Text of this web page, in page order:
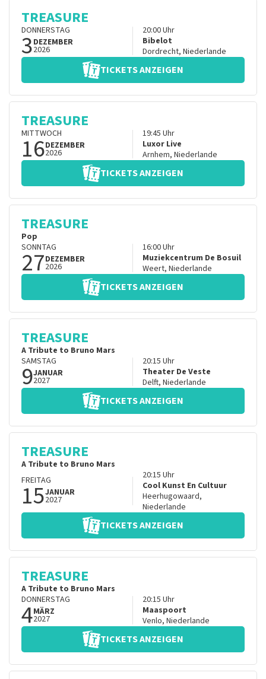
TREASURE
DONNERSTAG
3DEZEMBER
2026
20:00Uhr
Bibelot
Dordrecht, Niederlande
TICKETS ANZEIGEN
TREASURE
MITTWOCH
16DEZEMBER
2026
19:45 Uhr
Luxor Live
Arnhem, Niederlande
TICKETS ANZEIGEN
TREASURE
Pop
SONNTAG
27DEZEMBER
2026
16:00Uhr
Muziekcentrum De Bosuil
Weert, Niederlande
TICKETS ANZEIGEN
TREASURE
A Tribute to Bruno Mars
SAMSTAG
9JANUAR
2027
20:15 Uhr
Theater De Veste
Delft, Niederlande
TICKETS ANZEIGEN
TREASURE
A Tribute to Bruno Mars
FREITAG
15JANUAR
2027
20:15 Uhr
Cool Kunst En Cultuur
Heerhugowaard,
Niederlande
TICKETS ANZEIGEN
TREASURE
A Tribute to Bruno Mars
DONNERSTAG
4MÄRZ
2027
20:15 Uhr
Maaspoort
Venlo, Niederlande
TICKETS ANZEIGEN